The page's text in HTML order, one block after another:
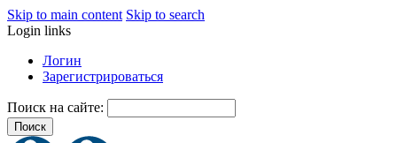
Skip to main content Skip to search
Login links
Логин
Зарегистрироваться
Поиск на сайте: